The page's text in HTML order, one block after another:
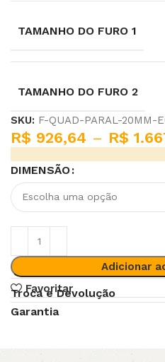
TAMANHO DO FURO 1
TAMANHO DO FURO 2
SKU: F-QUAD-PARAL-20MM-
R$ 926,64 – R$
DIMENSÃO
Adicionar
Favoritar
Troca e Devolução
Garantia